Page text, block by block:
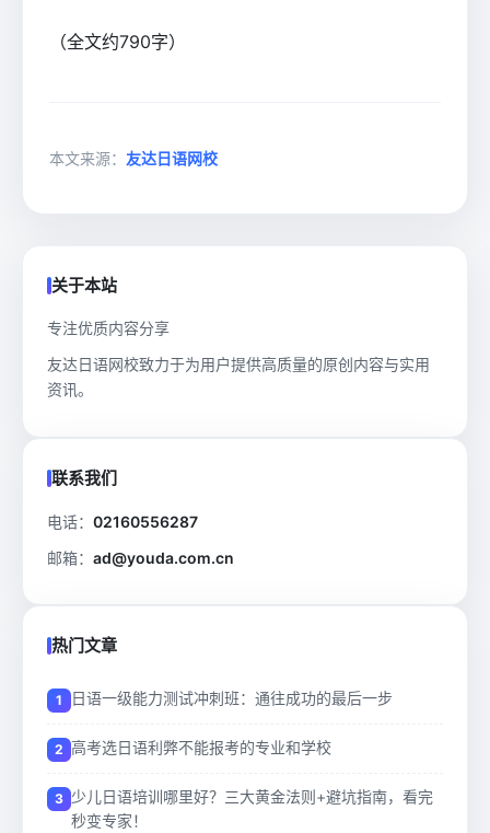
（全文约790字）
本文来源： 友达日语网校
关于本站
专注优质内容分享
友达日语网校致力于为用户提供高质量的原创内容与实用
资讯。
联系我们
电话： 02160556287
邮箱： ad@youda.com.cn
热门文章
日语一级能力测试冲刺班：通往成功的最后一步
高考选日语利弊不能报考的专业和学校
少儿日语培训哪里好？三大黄金法则+避坑指南，看完
秒变专家！